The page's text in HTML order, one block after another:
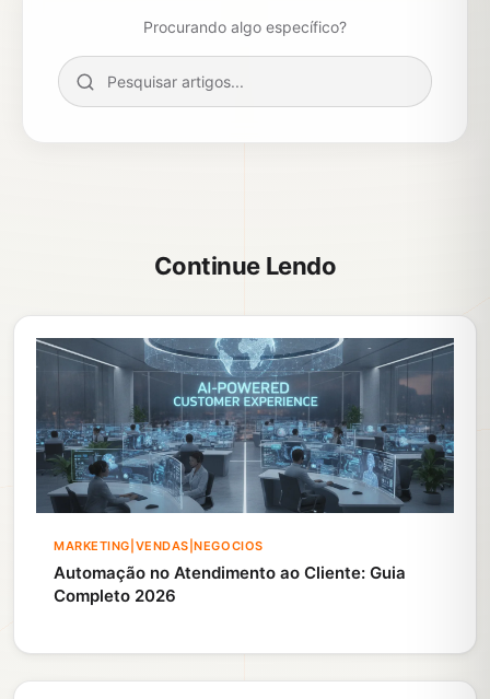
Procurando algo específico?
Continue Lendo
MARKETING|VENDAS|NEGOCIOS
Automação no Atendimento ao Cliente: Guia
Completo 2026